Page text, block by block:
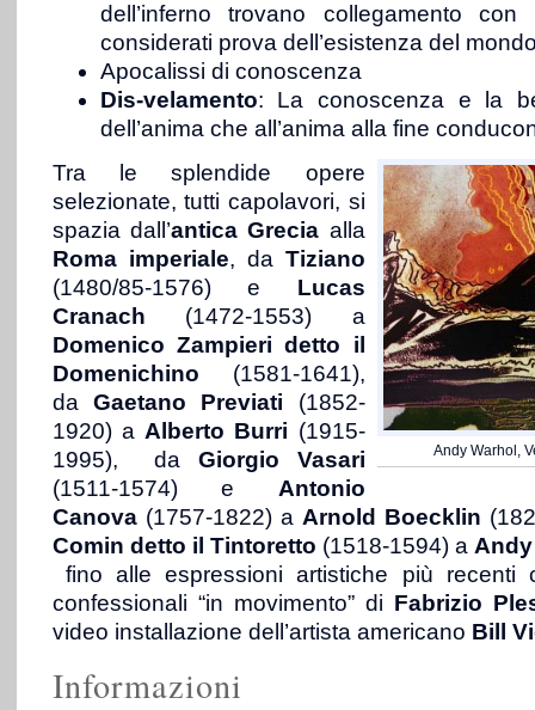
dell’inferno trovano collegamento
considerati prova dell’esistenza del
Apocalissi di conoscenza
Dis-velamento: La conoscenza e la
dell’anima che all’anima alla fine
Andy Warhol,
Tra le splendide opere
selezionate, tutti capolavori, si
spazia dall’antica Grecia alla
Roma imperiale, da Tiziano
(1480/85-1576) e Lucas
Cranach (1472-1553) a
Domenico Zampieri detto il
Domenichino (1581-1641),
da Gaetano Previati (1852-
1920) a Alberto Burri (1915-
1995), da Giorgio Vasari
(1511-1574) e Antonio
Canova(1757-1822) a Arnold Boecklin
Comin detto il Tintoretto (1518-1594) a
fino alle espressioni artistiche più recenti
confessionali “in movimento” di Fabrizio
video installazione dell’artista americano Bill
Informazioni